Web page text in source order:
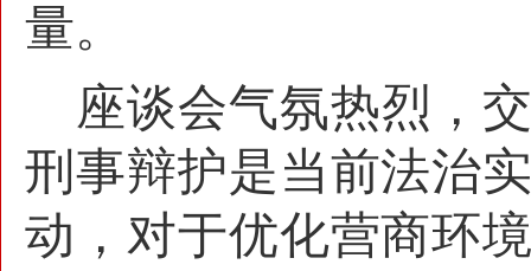
量。
座谈会气氛热烈，
刑事辩护是当前法治
动，对于优化营商环